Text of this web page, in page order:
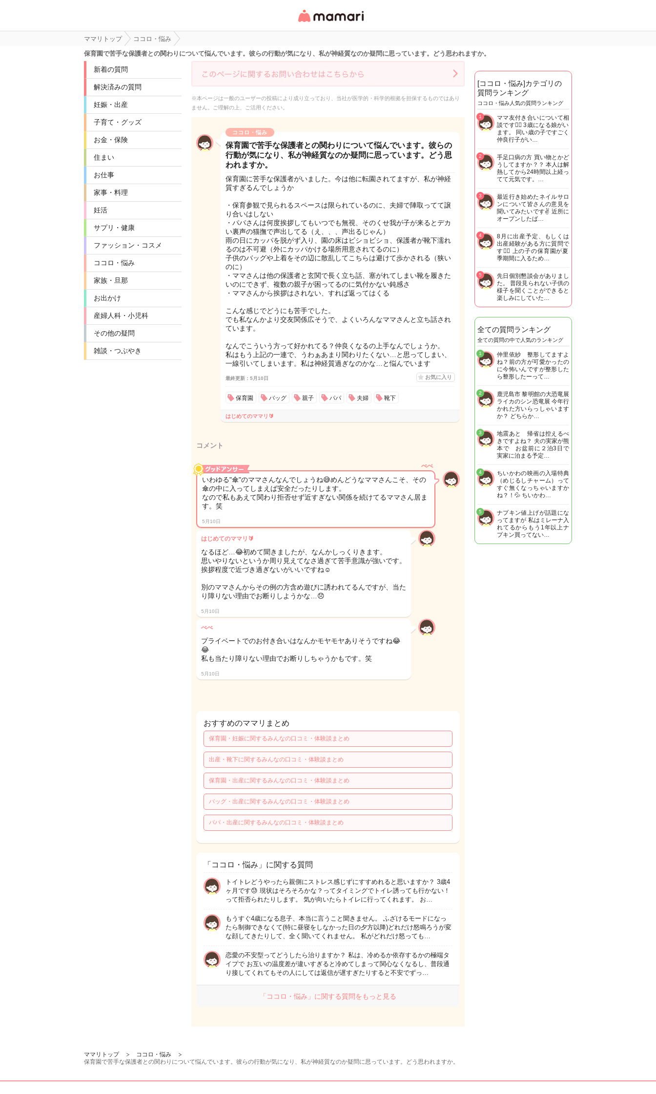
リ・情報サイト
ママリトップ
ココロ・悩み
保育園で苦手な保護者との関わりについて悩んでいます。彼らの行動が気になり、私が神経質なのか疑問に思っています。どう思われますか。
新着の質問
解決済みの質問
妊娠・出産
子育て・グッズ
お金・保険
住まい
お仕事
家事・料理
妊活
サプリ・健康
ファッション・コスメ
ココロ・悩み
家族・旦那
お出かけ
産婦人科・小児科
その他の疑問
雑談・つぶやき
※本ページは一般のユーザーの投稿により成り立っており、当社が医学的・科学的根拠を担保するものではあり
ません。ご理解の上、ご活用ください。
ココロ・悩み
保育園で苦手な保護者との関わりについて悩んでいます。彼らの
行動が気になり、私が神経質なのか疑問に思っています。どう思
われますか。
保育園に苦手な保護者がいました。今は他に転園されてますが、私が神経
質すぎるんでしょうか
・保育参観で見られるスペースは限られているのに、夫婦で陣取ってて譲
り合いはしない
・パパさんは何度挨拶してもいつでも無視、そのくせ我が子が来るとデカ
い裏声の猫撫で声出してる（え、、、声出るじゃん）
雨の日にカッパを脱がず入り、園の床はビショビショ、保護者が靴下濡れ
るのは不可避（外にカッパかける場所用意されてるのに）
子供のバッグや上着をその辺に散乱してこちらは避けて歩かされる（狭い
のに）
・ママさんは他の保護者と玄関で長く立ち話、塞がれてしまい靴を履きた
いのにできず、複数の親子が困ってるのに気付かない鈍感さ
・ママさんから挨拶はされない、すれば返ってはくる
こんな感じでどうにも苦手でした。
でも私なんかより交友関係広そうで、よくいろんなママさんと立ち話され
ています。
なんでこういう方って好かれてる？仲良くなるの上手なんでしょうか。
私はもう上記の一連で、うわぁあまり関わりたくない…と思ってしまい、
一線引いてしまいます。私は神経質過ぎなのかな…と悩んでいます
最終更新：5月10日 お気に入り
保育園 バッグ 親子 パパ 夫婦 靴下
はじめてのママリ🔰
コメント
べべ
いわゆる"傘"のママさんなんでしょうね😅めんどうなママさんこそ、その
傘の中に入ってしまえば安全だったりします。
なので私もあえて関わり拒否せず近すぎない関係を続けてるママさん居ま
す。笑
5月10日
はじめてのママリ🔰
なるほど…😂初めて聞きましたが、なんかしっくりきます。
思いやりないというか周り見えてなさ過ぎて苦手意識が強いです。
挨拶程度で近づき過ぎないがいいですね☺️
別のママさんからその例の方含め遊びに誘われてるんですが、当た
り障りない理由でお断りしようかな…😞
5月10日
べべ
プライベートでのお付き合いはなんかモヤモヤありそうですね😂
😂
私も当たり障りない理由でお断りしちゃうかもです。笑
5月10日
おすすめのママリまとめ
保育園・妊娠に関するみんなの口コミ・体験談まとめ
出産・靴下に関するみんなの口コミ・体験談まとめ
保育園・出産に関するみんなの口コミ・体験談まとめ
バッグ・出産に関するみんなの口コミ・体験談まとめ
パパ・出産に関するみんなの口コミ・体験談まとめ
「ココロ・悩み」に関する質問
トイトレどうやったら親側にストレス感じずにすすめれると思いますか？ 3歳4
ヶ月です😓 現状はそろそろかな？ってタイミングでトイレ誘っても行かない！
って拒否られたりします。 気が向いたらトイレに行ってくれます。 お…
もうすぐ4歳になる息子、本当に言うこと聞きません。 ふざけるモードになっ
たら制御できなくて(特に昼寝をしなかった日の夕方以降)どれだけ怒鳴ろうが変
な顔してきたりして、全く聞いてくれません。 私がどれだけ怒っても…
恋愛の不安型ってどうしたら治りますか？ 私は、冷めるか依存するかの極端タ
イプで お互いの温度差が違いすぎると冷めてしまって関心なくなるし、普段通
り接してくれてもその人にしては返信が遅すぎたりすると不安でずっ…
「ココロ・悩み」に関する質問をもっと見る
[ココロ・悩み]カテゴリの
質問ランキング
ココロ・悩み人気の質問ランキング
ママ友付き合いについて相
談です🙇‍♂️ 3歳になる娘がい
ます。 同い歳の子ですごく
仲良行子がい…
1
手足口病の方 買い物とかど
うしてますか？？ 本人は解
熱してから24時間以上経っ
てて元気です。…
2
最近行き始めたネイルサロ
ンについて皆さんの意見を
聞いてみたいです✌️ 近所に
オープンしたば…
3
8月に出産予定、もしくは
出産経験がある方に質問で
す🙋‍♀️ 上の子の保育園が夏
季期間に入るため…
4
先日個別懇談会がありまし
た。 普段見られない子供の
様子を聞くことができると
楽しみにしていた…
5
全ての質問ランキング
全ての質問の中で人気のランキング
仲里依紗 整形してますよ
ね？前の方が可愛かったの
に今怖いんですが整形した
ら整形したーって…
1
鹿児島市 黎明館の大恐竜展
ライカのシン恐竜展 今年行
かれた方いらっしゃいます
か？ どちらか…
2
地震あと 帰省は控えるべ
きですよね？ 夫の実家が熊
本で お盆前に２泊3日で
実家に泊まる予定…
3
ちいかわの映画の入場特典
（めじるしチャーム）って
すぐ無くなっちゃいますか
ね？！💦 ちいかわ…
4
ナプキン値上げが話題にな
ってますが 私はミレーナ入
れてるからもう1年以上ナ
プキン買ってない…
5
ママリトップ
ココロ・悩み
保育園で苦手な保護者との関わりについて悩んでいます。彼らの行動が気になり、私が神経質なのか疑問に思っています。どう思われますか。